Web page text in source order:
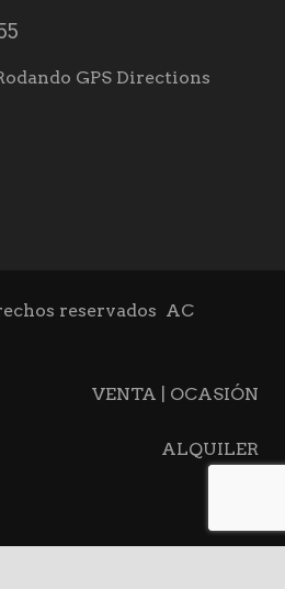
GPS Directions
reservados AC
VENTA | OCASIÓN
ALQUILER